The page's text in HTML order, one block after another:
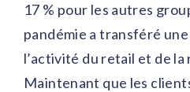
17 % pour les autres
pandémie a transféré
l’activité du retail et de
Maintenant que les